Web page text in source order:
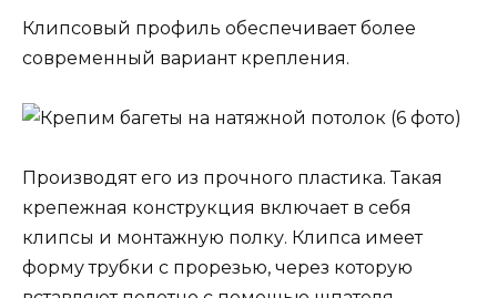
Клипсовый профиль обеспечивает более
современный вариант крепления.
Производят его из прочного пластика. Такая
крепежная конструкция включает в себя
клипсы и монтажную полку. Клипса имеет
форму трубки с прорезью, через которую